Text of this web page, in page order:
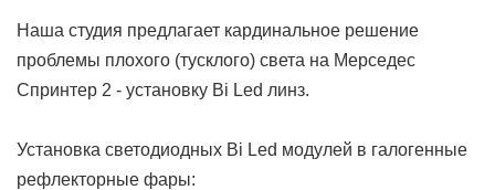
Наша студия предлагает кардинальное решение
проблемы плохого (тусклого) света на Мерседес
Спринтер 2 - установку Bi Led линз.
Установка светодиодных Bi Led модулей в галогенные
рефлекторные фары: